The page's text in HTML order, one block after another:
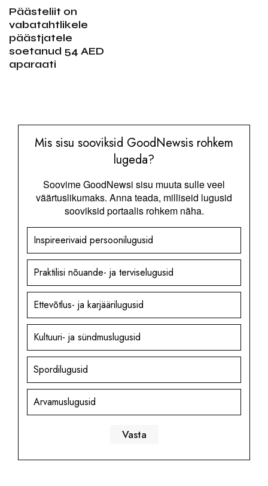
Päästeliit on
vabatahtlikele
päästjatele
soetanud 54 AED
aparaati
Mis sisu sooviksid GoodNewsis rohkem
lugeda?
Soovime GoodNewsi sisu muuta sulle veel
väärtuslikumaks. Anna teada, milliseid lugusid
sooviksid portaalis rohkem näha.
Inspireerivaid persoonilugusid
Praktilisi nõuande- ja terviselugusid
Ettevõtlus- ja karjäärilugusid
Kultuuri- ja sündmuslugusid
Spordilugusid
Arvamuslugusid